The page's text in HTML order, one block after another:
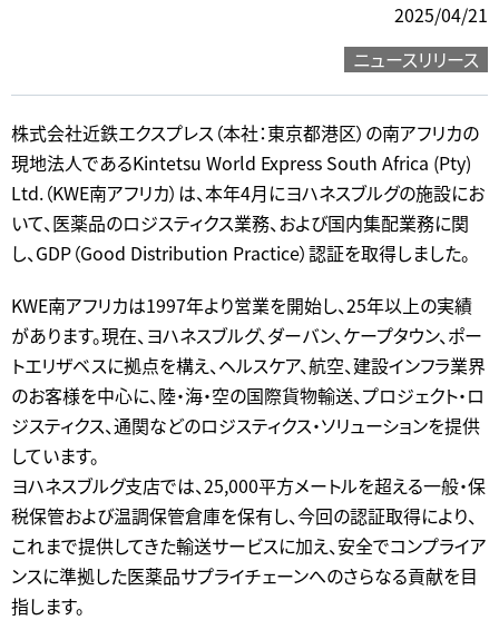
2025/04/21
ニュースリリース
株式会社近鉄エクスプレス（本社：東京都港区）の南アフリカの
現地法人であるKintetsu World Express South Africa (Pty)
Ltd.（KWE南アフリカ）は、本年4月にヨハネスブルグの施設にお
いて、医薬品のロジスティクス業務、および国内集配業務に関
し、GDP（Good Distribution Practice）認証を取得しました。
KWE南アフリカは1997年より営業を開始し、25年以上の実績
があります。現在、ヨハネスブルグ、ダーバン、ケープタウン、ポー
トエリザベスに拠点を構え、ヘルスケア、航空、建設インフラ業界
のお客様を中心に、陸・海・空の国際貨物輸送、プロジェクト・ロ
ジスティクス、通関などのロジスティクス・ソリューションを提供
しています。
ヨハネスブルグ支店では、25,000平方メートルを超える一般・保
税保管および温調保管倉庫を保有し、今回の認証取得により、
これまで提供してきた輸送サービスに加え、安全でコンプライア
ンスに準拠した医薬品サプライチェーンへのさらなる貢献を目
指します。